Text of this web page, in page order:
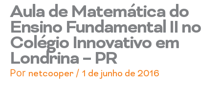
Aula de Matemática do
Ensino Fundamental II no
Colégio Innovativo em
Londrina – PR
Por netcooper / 1 de junho de 2016